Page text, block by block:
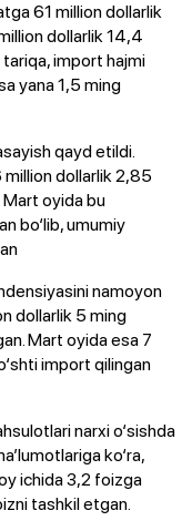
61 million dollarlik
dollarlik 14,4
tariqa, import hajmi
yana 1,5 ming
qayd etildi.
dollarlik 2,85
Mart oyida bu
bo‘lib, umumiy
namoyon
dollarlik 5 ming
Mart oyida esa 7
import qilingan
narxi o‘sishda
ko‘ra,
ichida 3,2 foizga
tashkil etgan.